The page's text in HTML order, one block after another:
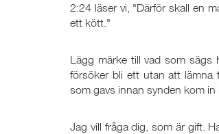
2:24 läser vi, "Därför skall en
ett kött."
Lägg märke till vad som sägs
försöker bli ett utan att lämna
som gavs innan synden kom
Jag vill fråga dig, som är gift.